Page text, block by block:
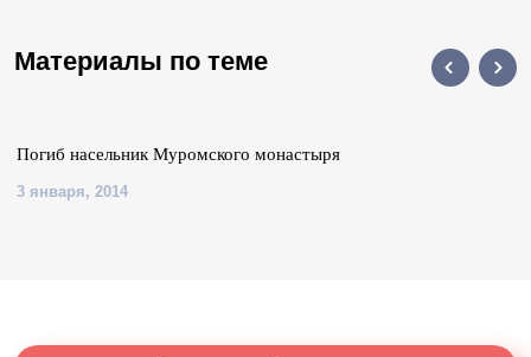
Материалы по теме
Погиб насельник Муромского монастыря
3 января, 2014